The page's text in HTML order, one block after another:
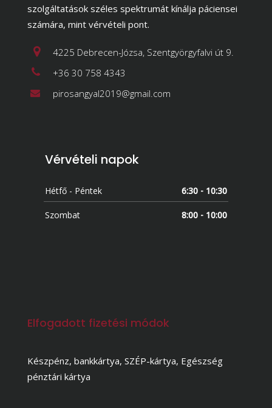
szolgáltatások széles spektrumát kínálja páciensei
számára, mint vérvételi pont.
4225 Debrecen-Józsa, Szentgyörgyfalvi út 9.
+36 30 758 4343
pirosangyal2019@gmail.com
Vérvételi napok
Hétfő - Péntek 6:30 - 10:30
Szombat 8:00 - 10:00
Elfogadott fizetési módok
Készpénz, bankkártya, SZÉP-kártya, Egészség
pénztári kártya